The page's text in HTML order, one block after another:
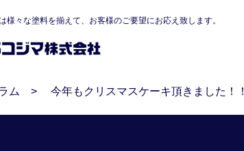
様々な塗料を揃えて、お客様のご要望にお応え致します。
ム 今年もクリスマスケーキ頂きました！！